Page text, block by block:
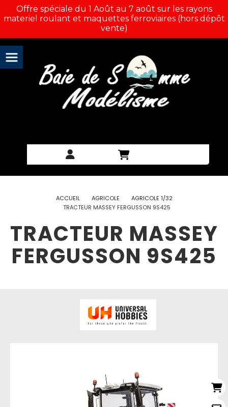
Offre spéciale du 1 Août au 7 août sur les rayons
materiel roulant et maquettes ferroviaires (hors dépôt
vente)
ACCUEIL AGRICOLE
AGRICOLE 1/32
TRACTEUR MASSEY FERGUSSON 9S425
TRACTEUR MASSEY
FERGUSSON 9S425
Panneau de gestion des cookies